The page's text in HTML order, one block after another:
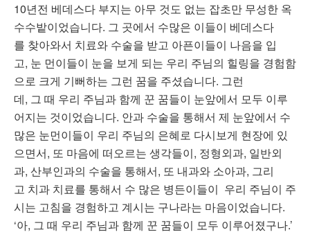
10년전 베데스다 부지는 아무 것도 없는 잡초만 무성한 옥
수수밭이었습니다. 그 곳에서 수많은 이들이 베데스다
를 찾아와서 치료와 수술을 받고 아픈이들이 나음을 입
고, 눈 먼이들이 눈을 보게 되는 우리 주님의 힐링을 경험함
으로 크게 기뻐하는 그런 꿈을 주셨습니다. 그런
데, 그 때 우리 주님과 함께 꾼 꿈들이 눈앞에서 모두 이루
어지는 것이었습니다. 안과 수술을 통해서 제 눈앞에서 수
많은 눈먼이들이 우리 주님의 은혜로 다시보게 현장에 있
으면서, 또 마음에 떠오르는 생각들이, 정형외과, 일반외
과, 산부인과의 수술을 통해서, 또 내과와 소아과, 그리
고 치과 치료를 통해서 수 많은 병든이들이 우리 주님이 주
시는 고침을 경험하고 계시는 구나라는 마음이었습니다.
‘아, 그 때 우리 주님과 함께 꾼 꿈들이 모두 이루어졌구나.’